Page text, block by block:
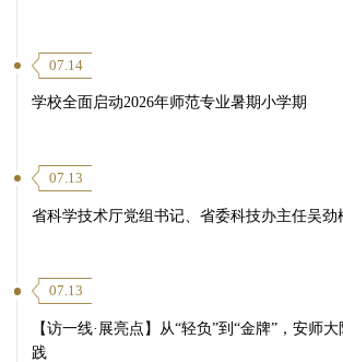
07.14
学校全面启动2026年师范专业暑期小学期
07.13
省科学技术厅党组书记、省委科技办主任吴劲
07.13
【访一线·展亮点】从“轻负”到“金牌”，安师
践